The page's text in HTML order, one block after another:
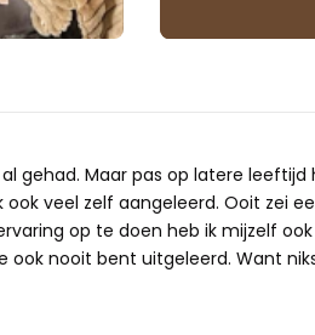
gehad. Maar pas op latere
veel zelf aangeleerd. Ooit zei
op te doen heb ik mijzelf
nooit bent uitgeleerd. Want